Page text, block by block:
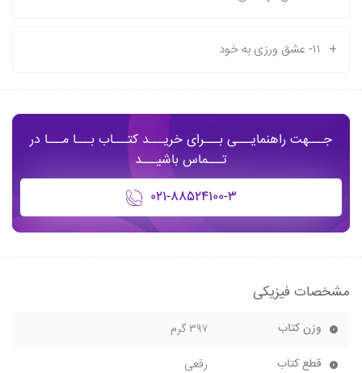
+ ۱۱- عشق ورزی به خود
جـــهت راهنمایـــی بـــرای خریـــد کتـــاب بـــا مـــا در
تـــماس باشیـــد
۰۲۱-۸۸۵۲۴۱۰۰-۳
مشخصات فیزیکی
وزن کتاب ۳۹۷ گرم
قطع کتاب رقعی